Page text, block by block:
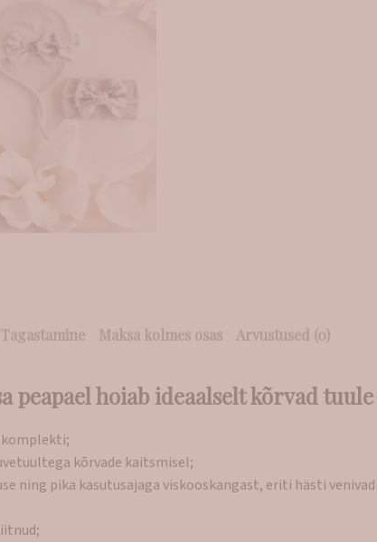
Tagastamine Maksa kolmes osas Arvustused (0)
peapael hoiab ideaalselt kõrvad
komplekti;
kõrvade kaitsmisel;
ning pika kasutusajaga viskooskangast, eriti hästi venivad